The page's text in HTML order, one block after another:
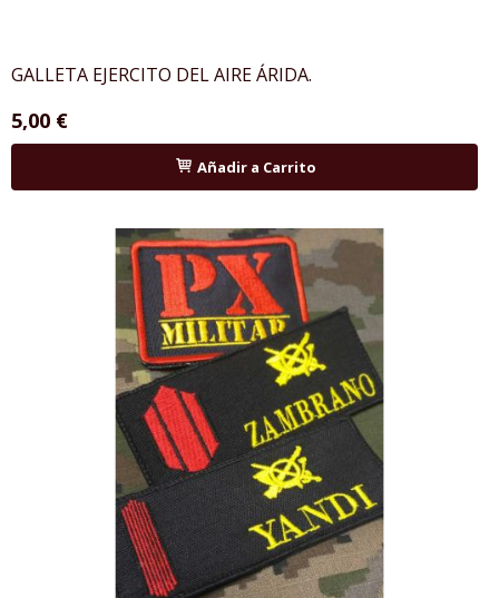
GALLETA EJERCITO DEL AIRE ÁRIDA.
5,00 €
Añadir a Carrito